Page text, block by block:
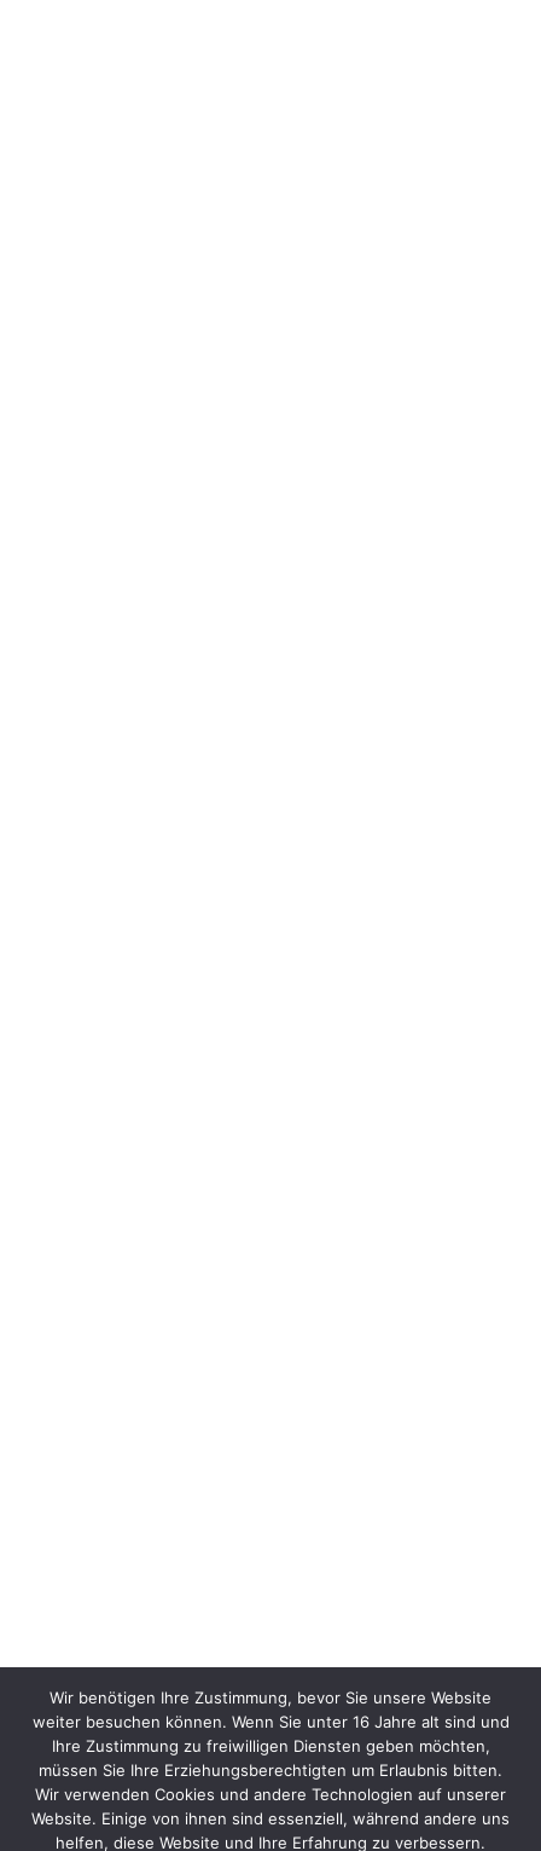
Wir benötigen Ihre Zustimmung, bevor Sie unsere Website
weiter besuchen können. Wenn Sie unter 16 Jahre alt sind und
Ihre Zustimmung zu freiwilligen Diensten geben möchten,
müssen Sie Ihre Erziehungsberechtigten um Erlaubnis bitten.
Wir verwenden Cookies und andere Technologien auf unserer
Website. Einige von ihnen sind essenziell, während andere uns
helfen, diese Website und Ihre Erfahrung zu verbessern.